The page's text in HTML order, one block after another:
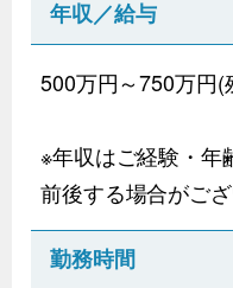
年収／給与
500万円～750万円(
※年収はご経験・年
前後する場合がござ
勤務時間